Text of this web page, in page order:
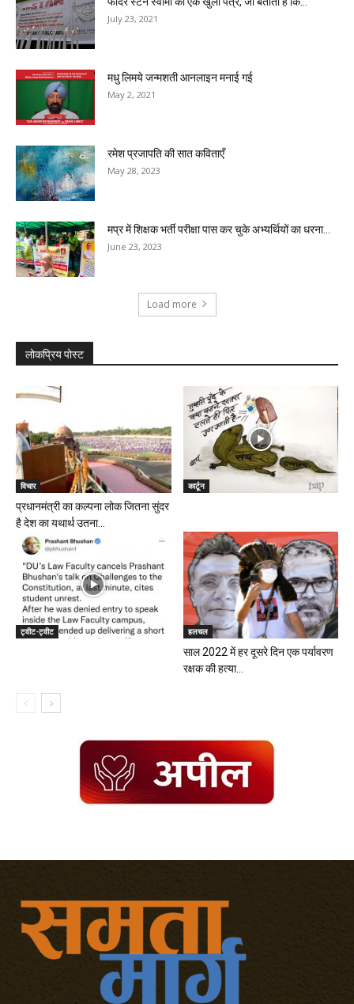
July 23, 2021
मधु लिमये जन्मशती आनलाइन मनाई गई
May 2, 2021
रमेश प्रजापति की सात कविताएँ
May 28, 2023
मप्र में शिक्षक भर्ती परीक्षा पास कर चुके अभ्यर्थियों का धरना...
June 23, 2023
Load more
लोकप्रिय पोस्ट
विचार
प्रधानमंत्री का कल्पना लोक जितना सुंदर
है देश का यथार्थ उतना...
कार्टून
ट्वीट-ट्वीट हलचल
साल 2022 में हर दूसरे दिन एक पर्यावरण
रक्षक की हत्या...